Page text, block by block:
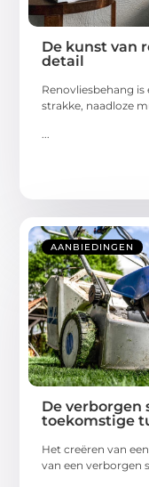
De kunst van
detail
Renovliesbehang
strakke, naadloze
...
AANBIEDINGEN
De verborgen
toekomstige
Het creëren van
van een verborgen